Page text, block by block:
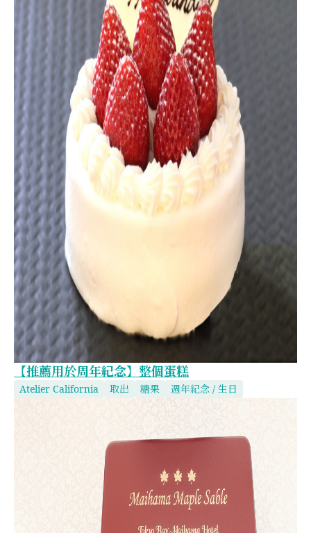
【推薦用於周年紀念】整個蛋糕
Atelier California 取出 糖果 週年紀念 / 生日